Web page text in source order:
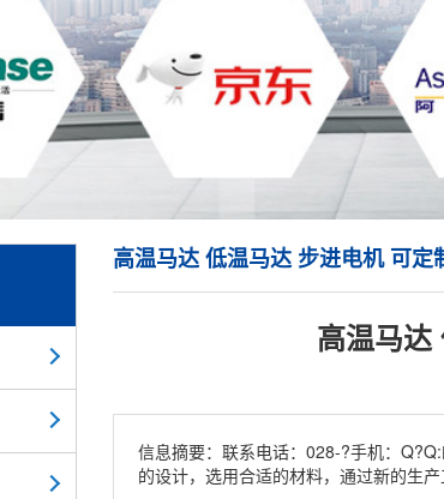
高温马达 低温马达 步进电机 可定
高温马达
信息摘要：联系电话：028-?手机：
的设计，选用合适的材料，通过新的生